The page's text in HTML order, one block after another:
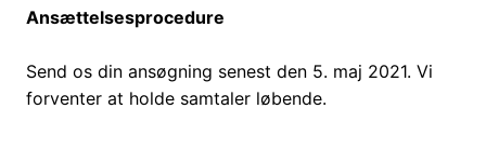
Ansættelsesprocedure
Send os din ansøgning senest den 5. maj 2021. Vi
forventer at holde samtaler løbende.